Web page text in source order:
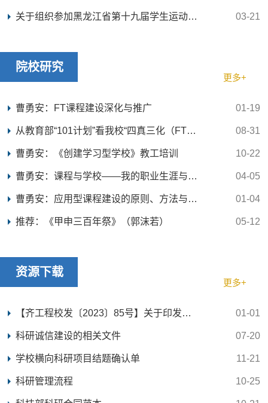
关于组织参加黑龙江省第十九届学生运动会科学论文... 03-21
院校研究
更多+
曹勇安：FT课程建设深化与推广 01-19
从教育部“101计划”看我校“四真三化（FT）”课程... 08-31
曹勇安：《创建学习型学校》教工培训 10-22
曹勇安：课程与学校——我的职业生涯与课程改革之... 04-05
曹勇安：应用型课程建设的原则、方法与评价【职教... 01-04
推荐：《甲申三百年祭》（郭沫若） 05-12
资源下载
更多+
【齐工程校发〔2023〕85号】关于印发《齐齐哈尔工... 01-01
科研诚信建设的相关文件 07-20
学校横向科研项目结题确认单 11-21
科研管理流程 10-25